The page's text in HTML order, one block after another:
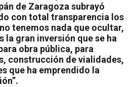
de Zaragoza subrayó
con total transparencia los
tenemos nada que ocultar,
la gran inversión que se ha
obra pública, para
construcción de vialidades,
que ha emprendido la